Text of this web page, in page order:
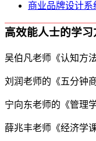
商业品牌设计系
高效能人士的学习
吴伯凡老师《认知方
刘润老师的《五分钟
宁向东老师的《管理
薛兆丰老师《经济学